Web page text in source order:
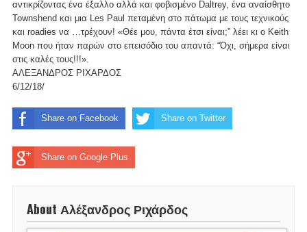
αντικρίζοντας ένα έξαλλο αλλά και φοβισμένο Daltrey, ένα αναίσθητο
Townshend και μια Les Paul πεταμένη στο πάτωμα με τους τεχνικούς
και roadies να …τρέχουν! «Θέε μου, πάντα έτσι είναι;” λέει κι ο Keith
Moon που ήταν παρών στο επεισόδιο του απαντά: “Όχι, σήμερα είναι
στις καλές τους!!!».
ΑΛΕΞΑΝΔΡΟΣ ΡΙΧΑΡΔΟΣ
6/12/18/
Share on Facebook Share on Twitter
Share on Google Plus
About Αλέξανδρος Ριχάρδος